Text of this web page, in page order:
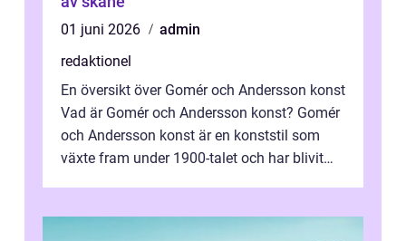
01 juni 2026
admin
redaktionel
En översikt över Gomér och Andersson konst
Vad är Gomér och Andersson konst? Gomér
och Andersson konst är en konststil som
växte fram under 1900-talet och har blivit